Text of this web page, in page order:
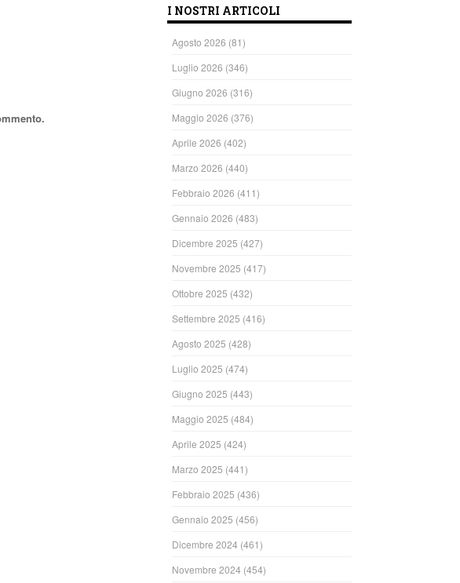
I NOSTRI ARTICOLI
Agosto 2026 (81)
Luglio 2026 (346)
Giugno 2026 (316)
Maggio 2026 (376)
Aprile 2026 (402)
Marzo 2026 (440)
Febbraio 2026 (411)
Gennaio 2026 (483)
Dicembre 2025 (427)
Novembre 2025 (417)
Ottobre 2025 (432)
Settembre 2025 (416)
Agosto 2025 (428)
Luglio 2025 (474)
Giugno 2025 (443)
Maggio 2025 (484)
Aprile 2025 (424)
Marzo 2025 (441)
Febbraio 2025 (436)
Gennaio 2025 (456)
Dicembre 2024 (461)
Novembre 2024 (454)